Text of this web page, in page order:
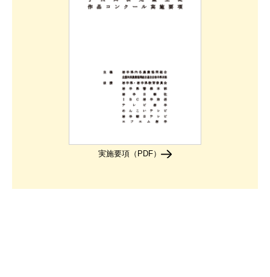
実施要項（PDF）